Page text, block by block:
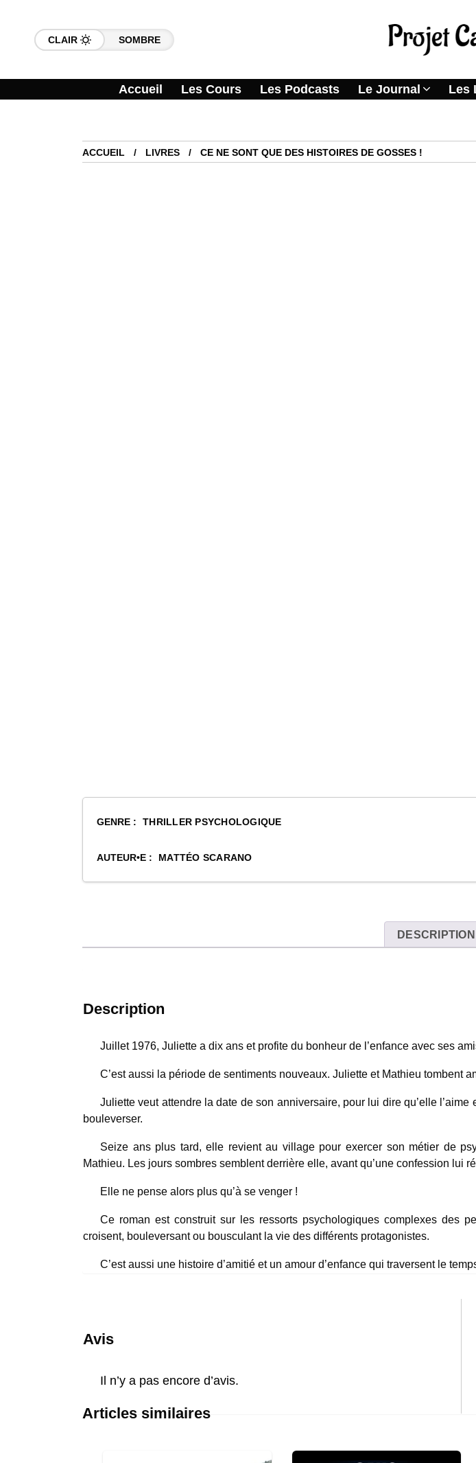
CLAIR SOMBRE
Accueil Les Cours Les Podcasts Le Journal Les
ACCUEIL LIVRES CE NE SONT QUE DES HISTOIRES DE GOSSES !
GENRE : THRILLER PSYCHOLOGIQUE
AUTEUR•E : MATTÉO SCARANO
DESCRIPTION
Description
Juillet 1976, Juliette a dix ans et profite du bonheur de l’enfance avec ses
C’est aussi la période de sentiments nouveaux. Juliette et Mathieu tombent
Juliette veut attendre la date de son anniversaire, pour lui dire qu’elle
bouleverser.
Seize ans plus tard, elle revient au village pour exercer son métier de
Mathieu. Les jours sombres semblent derrière elle, avant qu’une confession lui
Elle ne pense alors plus qu’à se venger !
Ce roman est construit sur les ressorts psychologiques complexes des
croisent, bouleversant ou bousculant la vie des différents protagonistes.
C’est aussi une histoire d’amitié et un amour d’enfance qui traversent le
Avis
Il n’y a pas encore d’avis.
Articles similaires